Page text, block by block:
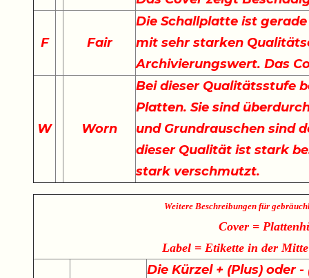
F Fair
Die Schallplatte ist
mit sehr starken
Archivierungswert. Das
W Worn
Bei dieser Qualitätsstufe
Platten. Sie sind
und Grundrauschen sind
dieser Qualität ist stark
stark verschmutzt.
Weitere Beschreibungen für
Cover =
Label = Etikette in der
Die Kürzel + (Plus) oder